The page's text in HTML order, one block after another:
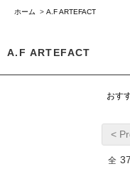
ホーム > A.F ARTEFACT
A.F ARTEFACT
おす
<
全